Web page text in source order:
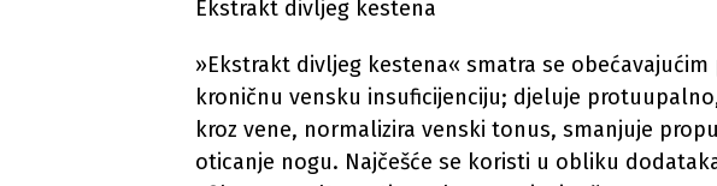
Ekstrakt divljeg kestena
»Ekstrakt divljeg kestena« smatra se
kroničnu vensku insuficijenciju; djeluje
kroz vene, normalizira venski tonus, smanjuje
oticanje nogu. Najčešće se koristi u obliku